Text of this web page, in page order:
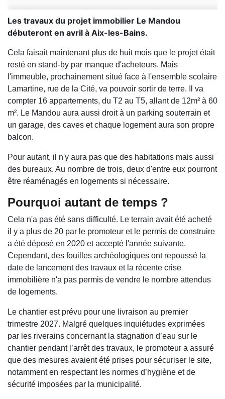
Les travaux du projet immobilier Le Mandou
débuteront en avril à Aix-les-Bains.
Cela faisait maintenant plus de huit mois que le projet était
resté en stand-by par manque d'acheteurs. Mais
l'immeuble, prochainement situé face à l'ensemble scolaire
Lamartine, rue de la Cité, va pouvoir sortir de terre. Il va
compter 16 appartements, du T2 au T5, allant de 12m² à 60
m². Le Mandou aura aussi droit à un parking souterrain et
un garage, des caves et chaque logement aura son propre
balcon.
Pour autant, il n'y aura pas que des habitations mais aussi
des bureaux. Au nombre de trois, deux d'entre eux pourront
être réaménagés en logements si nécessaire.
Pourquoi autant de temps ?
Cela n'a pas été sans difficulté. Le terrain avait été acheté
il y a plus de 20 par le promoteur et le permis de construire
a été déposé en 2020 et accepté l'année suivante.
Cependant, des fouilles archéologiques ont repoussé la
date de lancement des travaux et la récente crise
immobilière n'a pas permis de vendre le nombre attendus
de logements.
Le chantier est prévu pour une livraison au premier
trimestre 2027. Malgré quelques inquiétudes exprimées
par les riverains concernant la stagnation d’eau sur le
chantier pendant l’arrêt des travaux, le promoteur a assuré
que des mesures avaient été prises pour sécuriser le site,
notamment en respectant les normes d’hygiène et de
sécurité imposées par la municipalité.